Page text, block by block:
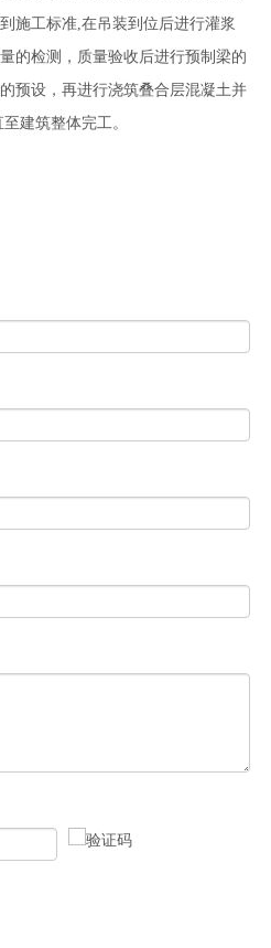
施工标准,在吊装到位后进行灌浆
的检测，质量验收后进行预制梁的
预设，再进行浇筑叠合层混凝土并
建筑整体完工。